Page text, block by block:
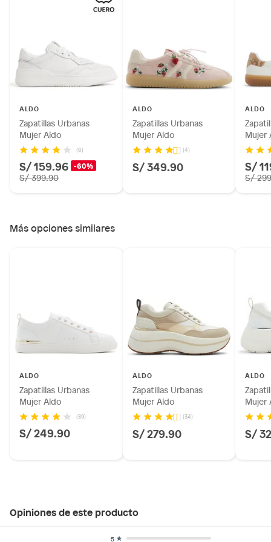
Productos hechos a medida.
Productos que hayan sido previamente instalados.
Baterías de auto.
Motocicletas y bicicletas motorizadas.
ALDO
Zapatillas Urbanas
Mujer Aldo
(6)
S/ 159.96 -60%
S/ 399.90
ALDO
Zapatillas Urbanas
Mujer Aldo
(4)
S/ 349.90
ALDO
Mujer
S/
S/
Más opciones similares
ALDO
Zapatillas Urbanas
Mujer Aldo
(89)
S/ 249.90
ALDO
Zapatillas Urbanas
Mujer Aldo
(34)
S/ 279.90
ALDO
Mujer
S/
Opiniones de este producto
5